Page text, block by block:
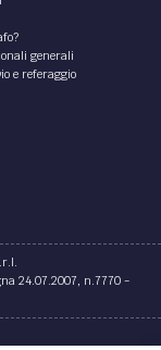
generali
e referaggio
24.07.2007, n.7770 -